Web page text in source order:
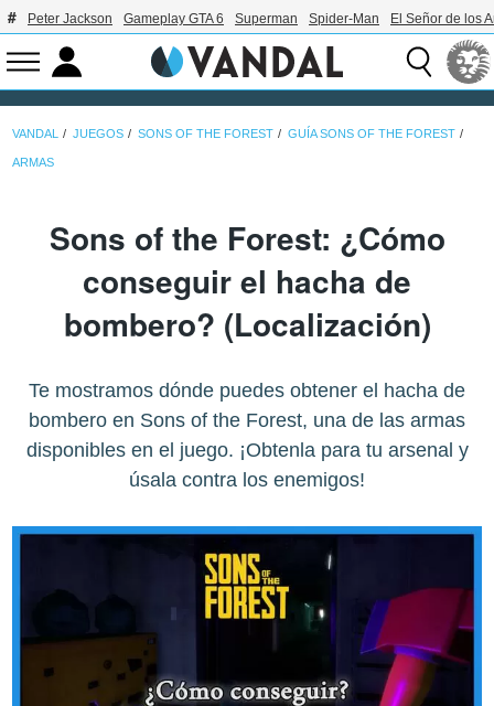
Peter Jackson Gameplay GTA 6 Superman Spider-Man El Señor de los
VANDAL JUEGOS SONS OF THE FOREST GUÍA SONS OF THE FOREST
ARMAS
Sons of the Forest: ¿Cómo
conseguir el hacha de
bombero? (Localización)
Te mostramos dónde puedes obtener el hacha de
bombero en Sons of the Forest, una de las armas
disponibles en el juego. ¡Obtenla para tu arsenal y
úsala contra los enemigos!